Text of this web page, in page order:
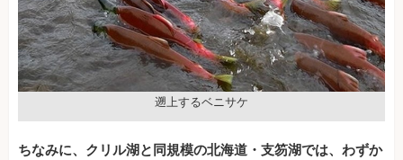
遡上するベニサケ
ちなみに、クリル湖と同規模の北海道・支笏湖では、わずか